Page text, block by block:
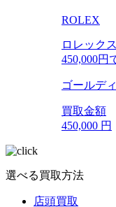
ROLEX
ロレック
450,000円
ゴールデ
買取金額
450,000 円
選べる買取方法
店頭買取